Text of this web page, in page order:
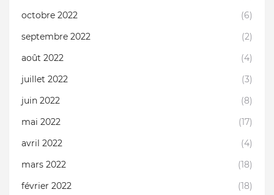
octobre 2022
(6)
septembre 2022
(2)
août 2022
(4)
juillet 2022
(3)
juin 2022
(8)
mai 2022
(17)
avril 2022
(4)
mars 2022
(18)
février 2022
(18)